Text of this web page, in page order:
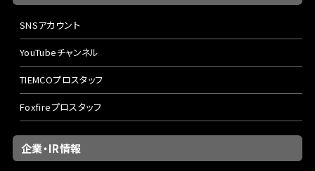
SNSアカウント
YouTubeチャンネル
TIEMCOプロスタッフ
Foxfireプロスタッフ
企業・IR情報